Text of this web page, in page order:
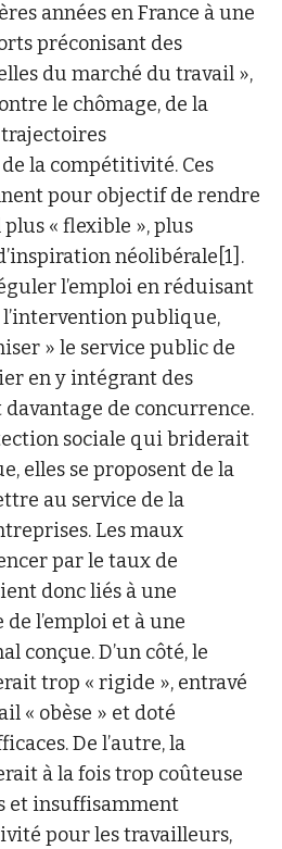
années en France à une
préconisant des
du marché du travail »,
le chômage, de la
trajectoires
la compétitivité. Ces
pour objectif de rendre
« flexible », plus
néolibérale[1].
l’emploi en réduisant
publique,
» le service public de
en y intégrant des
de concurrence.
sociale qui briderait
elles se proposent de la
au service de la
Les maux
par le taux de
donc liés à une
l’emploi et à une
conçue. D’un côté, le
trop « rigide », entravé
« obèse » et doté
De l’autre, la
à la fois trop coûteuse
et insuffisamment
pour les travailleurs,